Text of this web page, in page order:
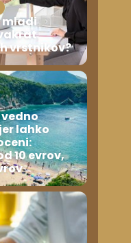
mladi
vrstnikov?
lahko
10 evrov,